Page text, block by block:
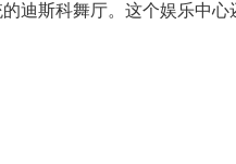
迪斯科舞厅。这个娱乐中心